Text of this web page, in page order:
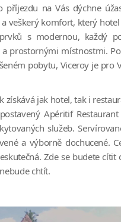
příjezdu na Vás dýchne
veškerý komfort, který hotel
s modernou, každý
prostornými místnostmi.
pobytu, Viceroy je pro
získává jak hotel, tak i
Apéritif
služeb.
a výborně dochucené.
Zde se budete
chtít.